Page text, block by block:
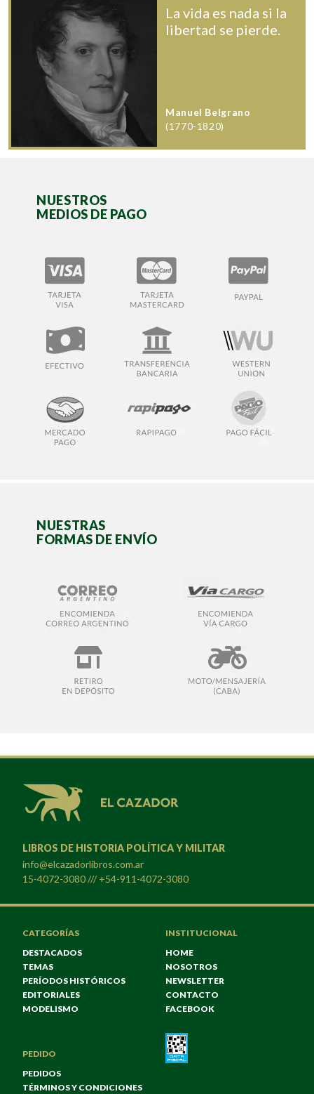
La vida es nada si la
libertad se pierde.
Manuel Belgrano
(1770-1820)
NUESTROS
MEDIOS DE PAGO
NUESTRAS
FORMAS DE ENVÍO
LIBROS DE HISTORIA POLÍTICA Y MILITAR
info@elcazadorlibros.com.ar
15-4072-3080 /// +54-911-4072-3080
CATEGORÍAS
DESTACADOS
TEMAS
PERÍODOS HISTÓRICOS
EDITORIALES
MODELISMO
INSTITUCIONAL
HOME
NOSOTROS
NEWSLETTER
CONTACTO
FACEBOOK
PEDIDO
PEDIDOS
TÉRMINOS Y CONDICIONES